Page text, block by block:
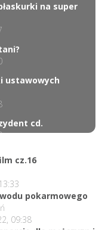
na super
ustawowych
cd.
dr
w końcu pękła!
cz.16
pokarmowego
09:38